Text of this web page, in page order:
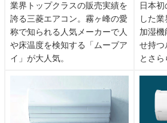
業界トップクラスの販売実績を
誇る三菱エアコン。霧ヶ峰の愛
称で知られる人気メーカーで人
や床温度を検知する「ムーブア
イ」が大人気。
日本
した
加湿
せ持つ
とさら